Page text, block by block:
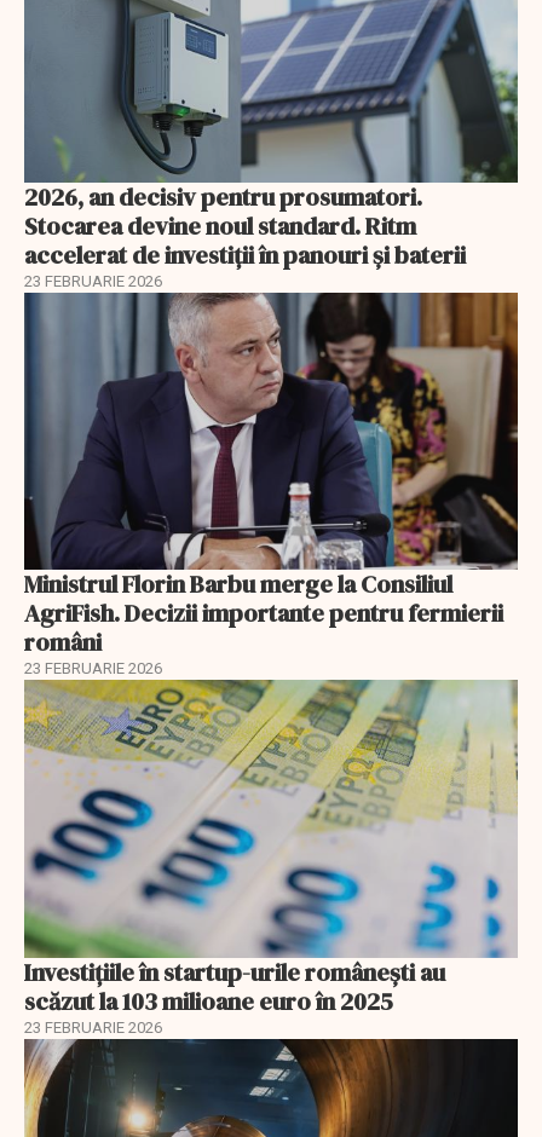
2026, an decisiv pentru prosumatori.
Stocarea devine noul standard. Ritm
accelerat de investiții în panouri și baterii
23 FEBRUARIE 2026
Ministrul Florin Barbu merge la Consiliul
AgriFish. Decizii importante pentru fermierii
români
23 FEBRUARIE 2026
Investiţiile în startup-urile româneşti au
scăzut la 103 milioane euro în 2025
23 FEBRUARIE 2026